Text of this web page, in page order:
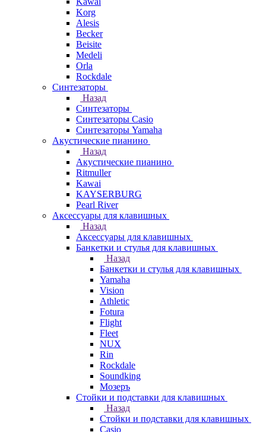
Korg
Alesis
Becker
Beisite
Medeli
Orla
Rockdale
Синтезаторы
Назад
Синтезаторы
Синтезаторы Casio
Синтезаторы Yamaha
Акустические пианино
Назад
Акустические пианино
Ritmuller
Kawai
KAYSERBURG
Pearl River
Аксессуары для клавишных
Назад
Аксессуары для клавишных
Банкетки и стулья для клавишных
Назад
Банкетки и стулья для клавишных
Yamaha
Vision
Athletic
Fotura
Flight
Fleet
NUX
Rin
Rockdale
Soundking
Мозеръ
Стойки и подставки для клавишных
Назад
Стойки и подставки для клавишных
Casio